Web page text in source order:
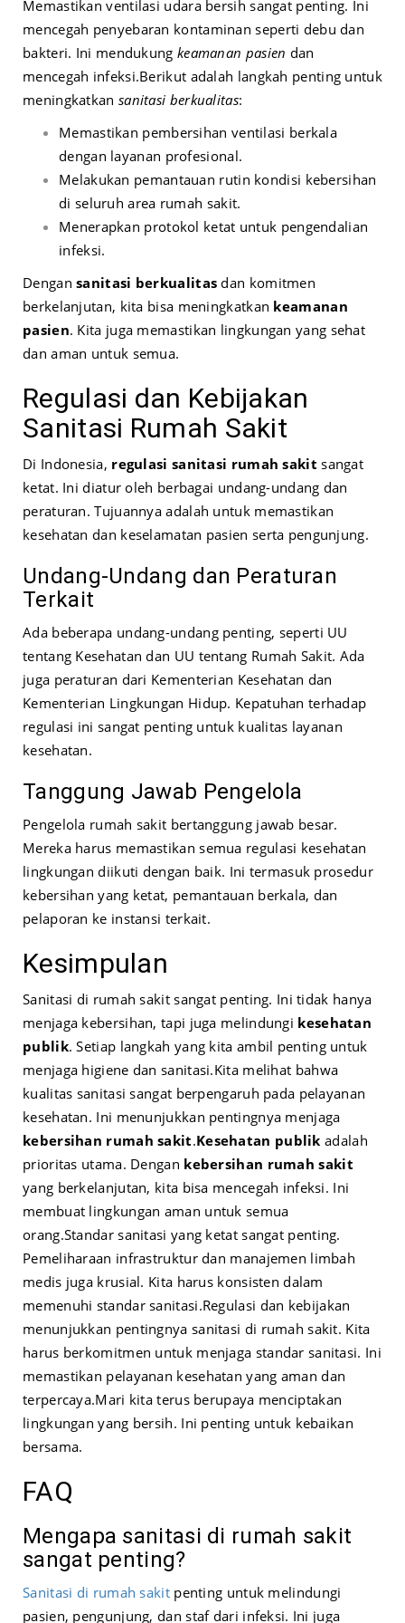
Memastikan ventilasi udara bersih sangat penting. Ini
mencegah penyebaran kontaminan seperti debu dan
bakteri. Ini mendukung keamanan pasien dan
mencegah infeksi.Berikut adalah langkah penting untuk
meningkatkan sanitasi berkualitas:
Memastikan pembersihan ventilasi berkala
dengan layanan profesional.
Melakukan pemantauan rutin kondisi kebersihan
di seluruh area rumah sakit.
Menerapkan protokol ketat untuk pengendalian
infeksi.
Dengansanitasi berkualitas dan komitmen
berkelanjutan, kita bisa meningkatkan keamanan
pasien. Kita juga memastikan lingkungan yang sehat
dan aman untuk semua.
Regulasi dan Kebijakan
Sanitasi Rumah Sakit
Di Indonesia, regulasi sanitasi rumah sakit sangat
ketat. Ini diatur oleh berbagai undang-undang dan
peraturan. Tujuannya adalah untuk memastikan
kesehatan dan keselamatan pasien serta pengunjung.
Undang-Undang dan Peraturan
Terkait
Ada beberapa undang-undang penting, seperti UU
tentang Kesehatan dan UU tentang Rumah Sakit. Ada
juga peraturan dari Kementerian Kesehatan dan
Kementerian Lingkungan Hidup. Kepatuhan terhadap
regulasi ini sangat penting untuk kualitas layanan
kesehatan.
Tanggung Jawab Pengelola
Pengelola rumah sakit bertanggung jawab besar.
Mereka harus memastikan semua regulasi kesehatan
lingkungan diikuti dengan baik. Ini termasuk prosedur
kebersihan yang ketat, pemantauan berkala, dan
pelaporan ke instansi terkait.
Kesimpulan
Sanitasi di rumah sakit sangat penting. Ini tidak hanya
menjaga kebersihan, tapi juga melindungi kesehatan
publik. Setiap langkah yang kita ambil penting untuk
menjaga higiene dan sanitasi.Kita melihat bahwa
kualitas sanitasi sangat berpengaruh pada pelayanan
kesehatan. Ini menunjukkan pentingnya menjaga
kebersihan rumah sakit.Kesehatan publik adalah
prioritas utama. Dengan kebersihan rumah sakit
yang berkelanjutan, kita bisa mencegah infeksi. Ini
membuat lingkungan aman untuk semua
orang.Standar sanitasi yang ketat sangat penting.
Pemeliharaan infrastruktur dan manajemen limbah
medis juga krusial. Kita harus konsisten dalam
memenuhi standar sanitasi.Regulasi dan kebijakan
menunjukkan pentingnya sanitasi di rumah sakit. Kita
harus berkomitmen untuk menjaga standar sanitasi. Ini
memastikan pelayanan kesehatan yang aman dan
terpercaya.Mari kita terus berupaya menciptakan
lingkungan yang bersih. Ini penting untuk kebaikan
bersama.
FAQ
Mengapa sanitasi di rumah sakit
sangat penting?
Sanitasi di rumah sakitpenting untuk melindungi
pasien, pengunjung, dan staf dari infeksi. Ini juga